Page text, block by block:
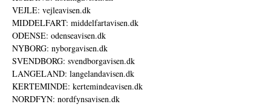
VEJLE: vejleavisen.dk
MIDDELFART: middelfartavisen.dk
ODENSE: odenseavisen.dk
NYBORG: nyborgavisen.dk
SVENDBORG: svendborgavisen.dk
LANGELAND: langelandavisen.dk
KERTEMINDE: kertemindeavisen.dk
NORDFYN: nordfynsavisen.dk